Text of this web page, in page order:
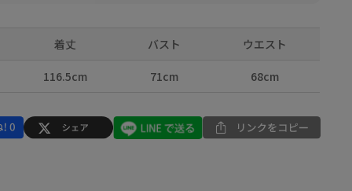
着丈 バスト ウエスト
116.5cm 71cm 68cm